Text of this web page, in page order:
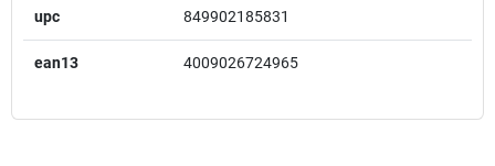
upc 849902185831
ean13 4009026724965